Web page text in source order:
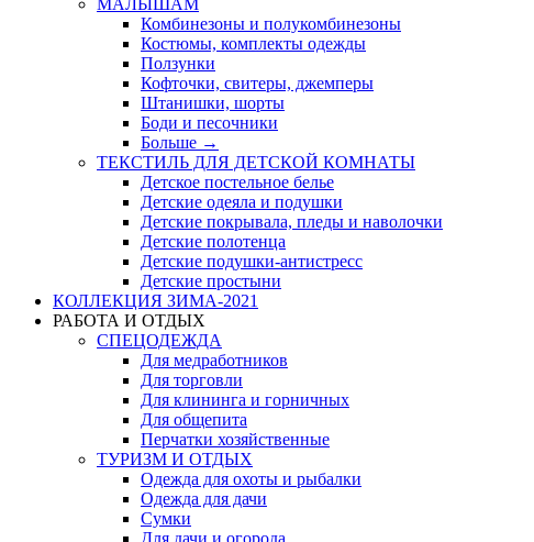
МАЛЫШАМ
Комбинезоны и полукомбинезоны
Костюмы, комплекты одежды
Ползунки
Кофточки, свитеры, джемперы
Штанишки, шорты
Боди и песочники
Больше →
ТЕКСТИЛЬ ДЛЯ ДЕТСКОЙ КОМНАТЫ
Детское постельное белье
Детские одеяла и подушки
Детские покрывала, пледы и наволочки
Детские полотенца
Детские подушки-антистресс
Детские простыни
КОЛЛЕКЦИЯ ЗИМА-2021
РАБОТА И ОТДЫХ
СПЕЦОДЕЖДА
Для медработников
Для торговли
Для клининга и горничных
Для общепита
Перчатки хозяйственные
ТУРИЗМ И ОТДЫХ
Одежда для охоты и рыбалки
Одежда для дачи
Сумки
Для дачи и огорода